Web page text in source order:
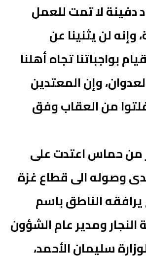
دفينة لا تمت للعمل
لن يثنينا عن
بواجباتنا تجاه أهلنا
وإن المعتدين
من العقاب وفق
من حماس اعتدت على
وصوله الى قطاع غزة
يرافقه الناطق باسم
النجار ومدير عام الشؤون
سليمان الأحمد،